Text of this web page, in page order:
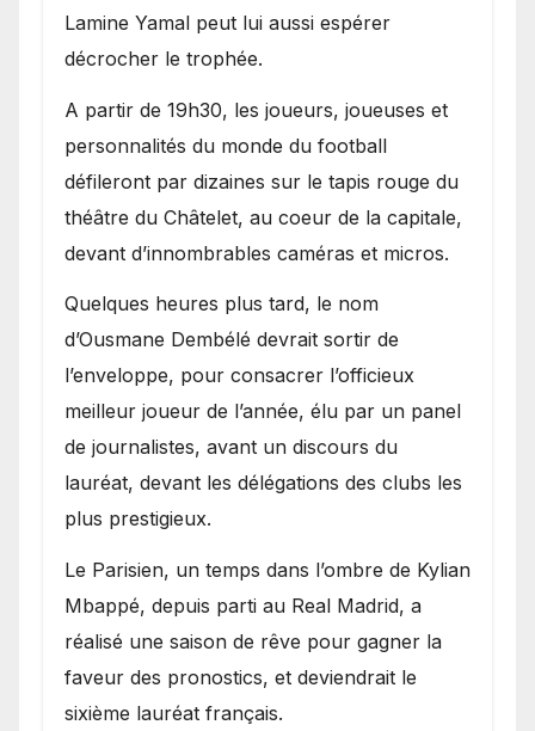
Lamine Yamal peut lui aussi espérer
décrocher le trophée.
A partir de 19h30, les joueurs, joueuses et
personnalités du monde du football
défileront par dizaines sur le tapis rouge du
théâtre du Châtelet, au coeur de la capitale,
devant d’innombrables caméras et micros.
Quelques heures plus tard, le nom
d’Ousmane Dembélé devrait sortir de
l’enveloppe, pour consacrer l’officieux
meilleur joueur de l’année, élu par un panel
de journalistes, avant un discours du
lauréat, devant les délégations des clubs les
plus prestigieux.
Le Parisien, un temps dans l’ombre de Kylian
Mbappé, depuis parti au Real Madrid, a
réalisé une saison de rêve pour gagner la
faveur des pronostics, et deviendrait le
sixième lauréat français.